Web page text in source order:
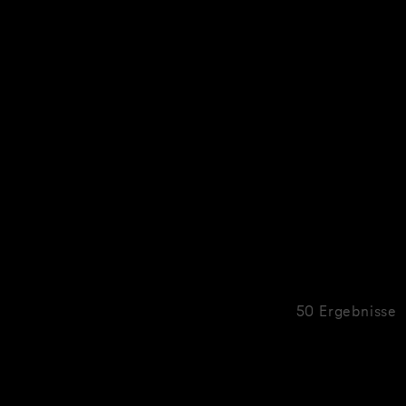
50 Ergebnisse